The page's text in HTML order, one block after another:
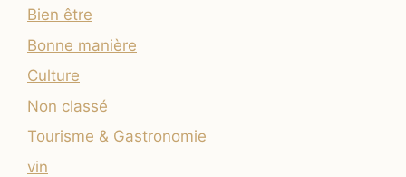
Bien être
Bonne manière
Culture
Non classé
Tourisme & Gastronomie
vin